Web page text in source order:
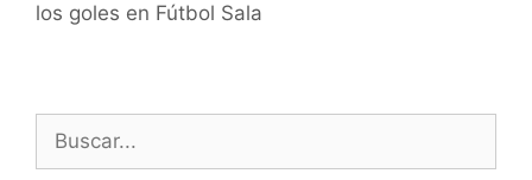
los goles en Fútbol Sala
Buscar: